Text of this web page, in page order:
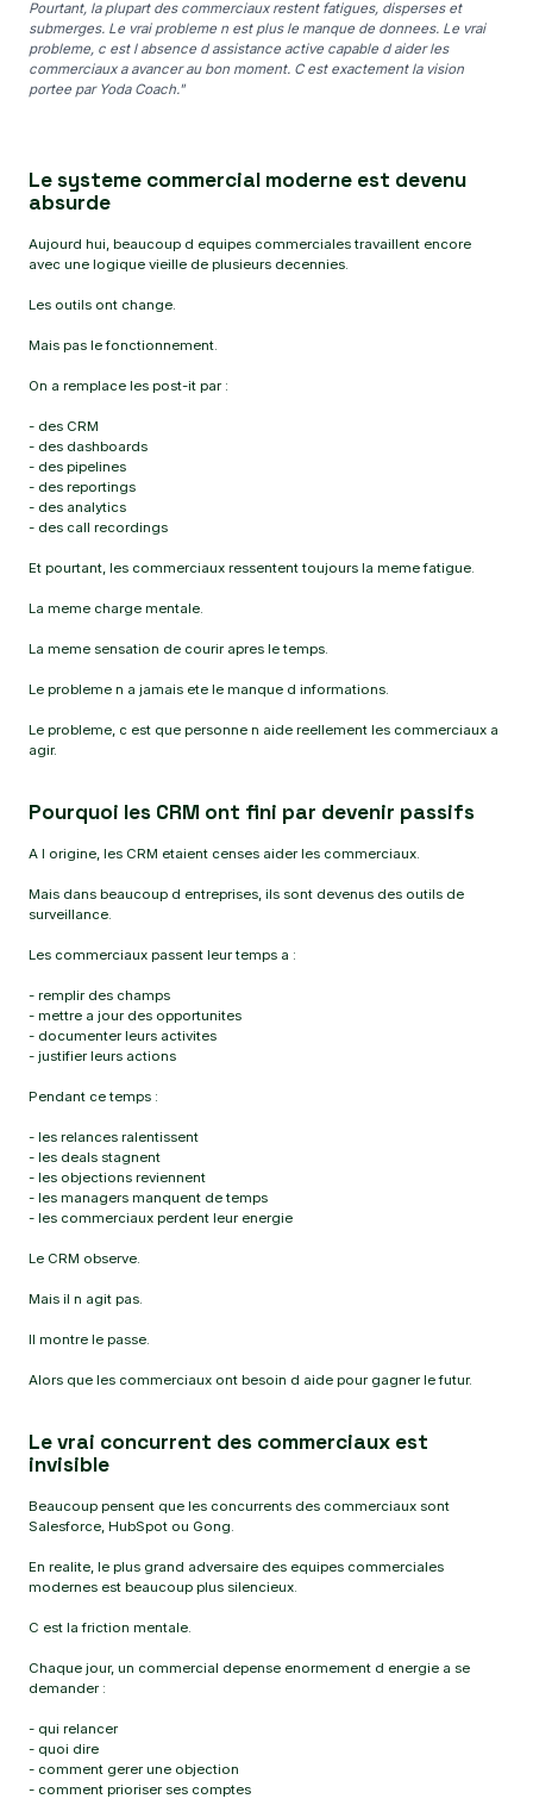
Pourtant, la plupart des commerciaux restent fatigues, disperses et
submerges. Le vrai probleme n est plus le manque de donnees. Le vrai
probleme, c est l absence d assistance active capable d aider les
commerciaux a avancer au bon moment. C est exactement la vision
portee par Yoda Coach."
Le systeme commercial moderne est devenu
absurde
Aujourd hui, beaucoup d equipes commerciales travaillent encore
avec une logique vieille de plusieurs decennies.
Les outils ont change.
Mais pas le fonctionnement.
On a remplace les post-it par :
- des CRM
- des dashboards
- des pipelines
- des reportings
- des analytics
- des call recordings
Et pourtant, les commerciaux ressentent toujours la meme fatigue.
La meme charge mentale.
La meme sensation de courir apres le temps.
Le probleme n a jamais ete le manque d informations.
Le probleme, c est que personne n aide reellement les commerciaux a
agir.
Pourquoi les CRM ont fini par devenir passifs
A l origine, les CRM etaient censes aider les commerciaux.
Mais dans beaucoup d entreprises, ils sont devenus des outils de
surveillance.
Les commerciaux passent leur temps a :
- remplir des champs
- mettre a jour des opportunites
- documenter leurs activites
- justifier leurs actions
Pendant ce temps :
- les relances ralentissent
- les deals stagnent
- les objections reviennent
- les managers manquent de temps
- les commerciaux perdent leur energie
Le CRM observe.
Mais il n agit pas.
Il montre le passe.
Alors que les commerciaux ont besoin d aide pour gagner le futur.
Le vrai concurrent des commerciaux est
invisible
Beaucoup pensent que les concurrents des commerciaux sont
Salesforce, HubSpot ou Gong.
En realite, le plus grand adversaire des equipes commerciales
modernes est beaucoup plus silencieux.
C est la friction mentale.
Chaque jour, un commercial depense enormement d energie a se
demander :
- qui relancer
- quoi dire
- comment gerer une objection
- comment prioriser ses comptes